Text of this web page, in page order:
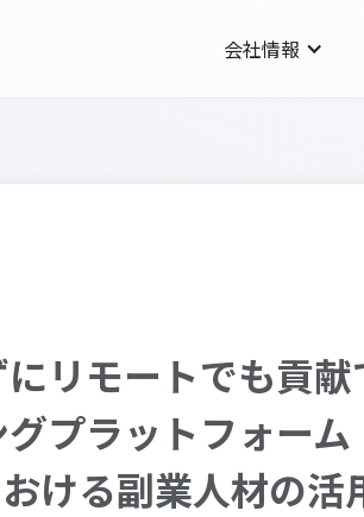
会社情報
リモートでも貢
プラットフォー
ける副業人材の活